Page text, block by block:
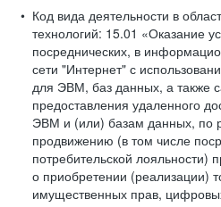
Код вида деятельности в
технологий: 15.01 «Оказание
посреднических, в
сети "Интернет" с
для ЭВМ, баз данных, а также
предоставления удаленного
ЭВМ и (или) базам данных, по
продвижению (в том числе
потребительской лояльности)
о приобретении (реализации)
имущественных прав,